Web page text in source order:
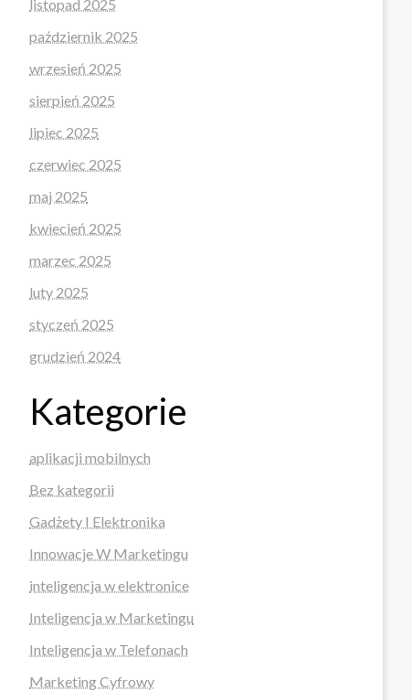
listopad 2025
październik 2025
wrzesień 2025
sierpień 2025
lipiec 2025
czerwiec 2025
maj 2025
kwiecień 2025
marzec 2025
luty 2025
styczeń 2025
grudzień 2024
Kategorie
aplikacji mobilnych
Bez kategorii
Gadżety I Elektronika
Innowacje W Marketingu
inteligencja w elektronice
Inteligencja w Marketingu
Inteligencja w Telefonach
Marketing Cyfrowy